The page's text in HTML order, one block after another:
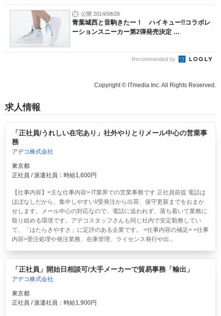
公開 2014/08/26
青葉城西と音駒きたー！ ハイキュー!!コラボレ
ーションスニーカー第2弾発売決定 ...
Recommended by
Copyright © ITmedia Inc. All Rights Reserved.
求人情報
「正社員/うれしい在宅あり」社外やりとりメール中心の営業事
務
アデコ株式会社
東京都
正社員 / 派遣社員：時給1,600円
【仕事内容】<主な仕事内容> IT業界での営業事務です 正社員前提 電話は
ほぼなしだから、集中しやすい!/受発注から出荷、保守更新までをおまか
せします。メール中心の対応なので、電話に追われず、落ち着いて業務に
取り組める環境です。アデコスタッフさんも同じ社内で安定勤務してい
て、「はたらきやすさ」に定評のある企業です。 <仕事内容の補足> <仕事
内容>受注処理や発注業務、在庫管理、ライセンス発行や出...
「正社員」開始日相談可/大手メーカーで貿易事務「輸出」
アデコ株式会社
東京都
正社員 / 派遣社員：時給1,900円